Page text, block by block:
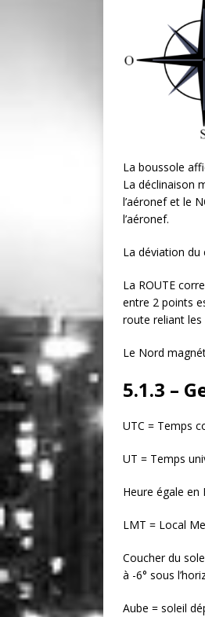
La boussole
La déclinaison
l’aéronef et le
l’aéronef.
La déviation
La ROUTE
entre 2 points
route reliant
Le Nord
5.1.3 –
UTC = Temps
UT = Temps
Heure égale en
LMT = Local
Coucher du
à -6° sous
Aube = soleil